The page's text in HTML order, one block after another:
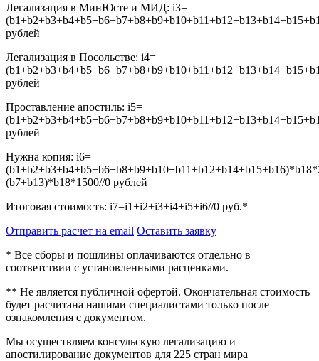
Легализация в МинЮсте и МИД: i3=
рублей
Легализация в Посольстве: i4=
рублей
Проставление апостиль: i5=
рублей
Нужна копия: i6=
(b7+b13)*b18*1500//0 рублей
Итоговая стоимость: i7=i1+i2+i3+i4+i5+i6//0 руб.*
Отправить расчет на email Оставить заявку
* Все сборы и пошлины оплачиваются отдельно в
соответствии с установленными расценками.
** Не является публичной офертой. Окончательная стоимость
будет расчитана нашими специалистами только после
ознакомления с документом.
Мы осуществляем консульскую легализацию и
апостилирование документов для 225 стран мира